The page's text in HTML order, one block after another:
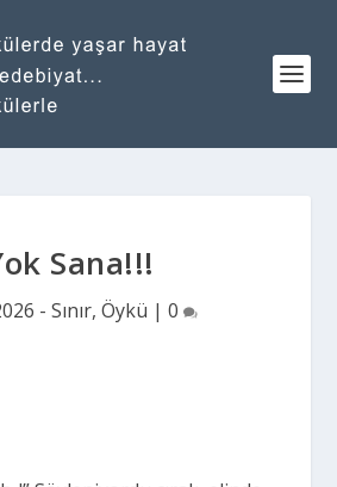
Sana!!!
- Sınır, Öykü | 0